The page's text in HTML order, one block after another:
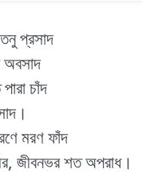
প্রসাদ
অবসাদ
চাঁদ
মরণ ফাঁদ
জীবনভর শত অপরাধ।